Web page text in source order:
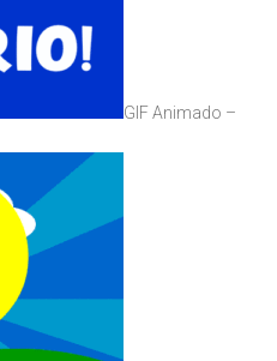
GIF Animado –